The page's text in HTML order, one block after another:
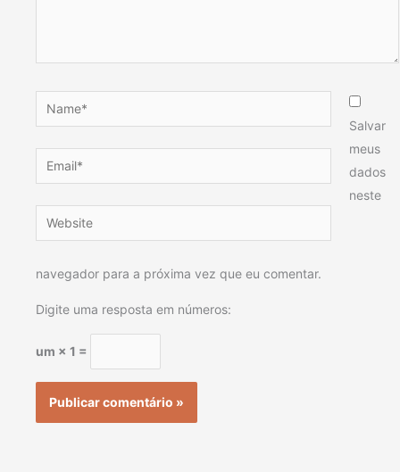
Name*
Email*
Website
Salvar
meus
dados
neste
navegador para a próxima vez que eu comentar.
Digite uma resposta em números:
um × 1 =